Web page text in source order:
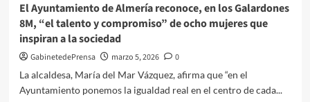
próximos
días
en
la
debido
a:
El Ayuntamiento de Almería reconoce, en los Galardones
8M, “el talento y compromiso” de ocho mujeres que
inspiran a la sociedad
GabinetedePrensa marzo 5, 2026
0
La alcaldesa, María del Mar Vázquez, afirma que “en el
Ayuntamiento ponemos la igualdad real en el centro de cada...